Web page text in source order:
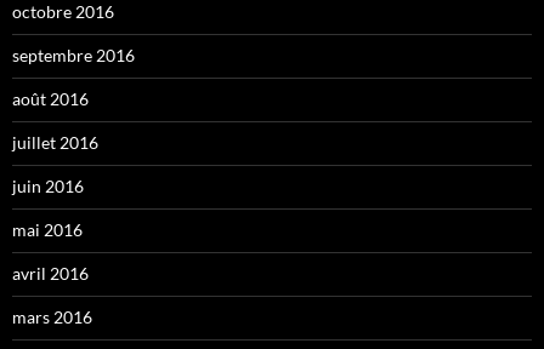
octobre 2016
septembre 2016
août 2016
juillet 2016
juin 2016
mai 2016
avril 2016
mars 2016